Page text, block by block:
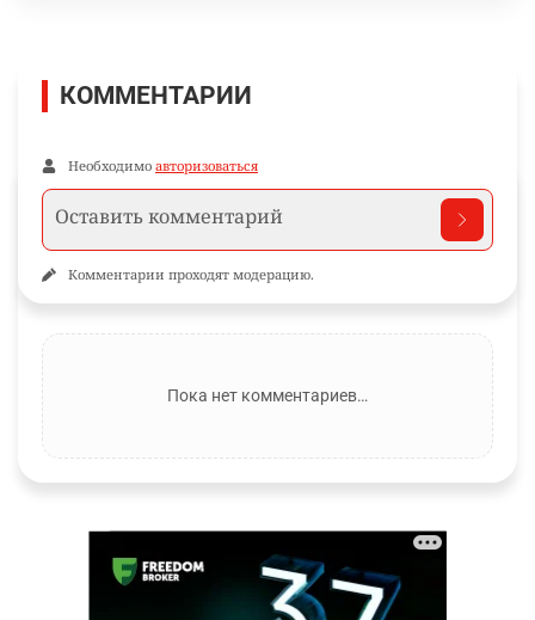
КОММЕНТАРИИ
Необходимо авторизоваться
Комментарии проходят модерацию.
Пока нет комментариев…